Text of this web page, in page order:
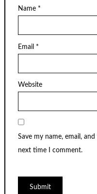
Name *
Email *
Website
Save my name, email,
next time I comment.